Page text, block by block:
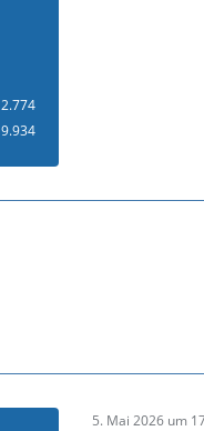
2.774
9.934
5. Mai 2026 um